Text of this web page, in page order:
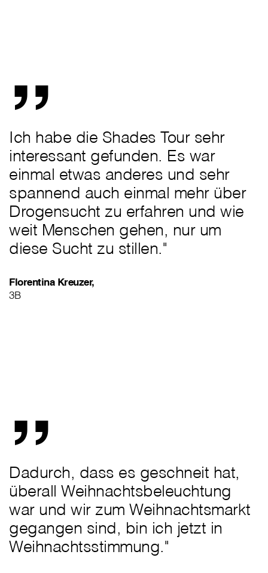
„
Ich habe die Shades Tour sehr
interessant gefunden. Es war
einmal etwas anderes und sehr
spannend auch einmal mehr über
Drogensucht zu erfahren und wie
weit Menschen gehen, nur um
diese Sucht zu stillen."
Florentina Kreuzer,
3B
„
Dadurch, dass es geschneit hat,
überall Weihnachtsbeleuchtung
war und wir zum Weihnachtsmarkt
gegangen sind, bin ich jetzt in
Weihnachtsstimmung."